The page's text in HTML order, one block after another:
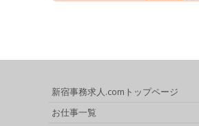
新宿事務求人.comトップページ
お仕事一覧